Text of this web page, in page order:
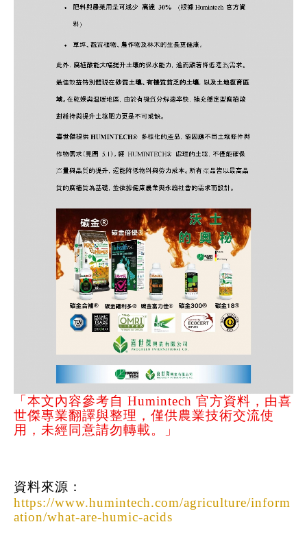
「本文內容參考自 Humintech 官方資料，由喜
世傑專業翻譯與整理，僅供農業技術交流使
用，未經同意請勿轉載。」
資料來源：
https://www.humintech.com/agriculture/inform
ation/what-are-humic-acids